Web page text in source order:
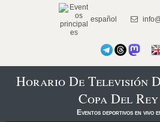
español
Horario De Televisión
Copa Del Rey
Eventos deportivos en vivo